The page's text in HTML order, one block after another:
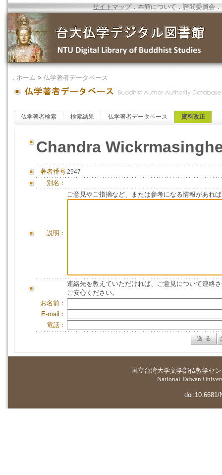
サイトマップ．本館について ．諮問委員会 ．
． ホーム > 仏学著者データベース
仏学著者検索 検索結果 仏学著者データベース 資料改正
Chandra
著者番号2947
別名：
説明：
ご意見やご指摘など、または参考になる情報があれ
連絡先を教えていただければ、ご意見について連絡
ご安心ください。
お名前：
E-mail：
電話：
国立台湾大学文学部仏教学セ
National Taiwan
doi:10.6681/